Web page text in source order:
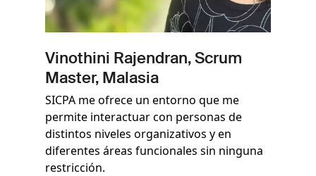
Vinothini Rajendran, Scrum
Master, Malasia
SICPA me ofrece un entorno que me
permite interactuar con personas de
distintos niveles organizativos y en
diferentes áreas funcionales sin ninguna
restricción.